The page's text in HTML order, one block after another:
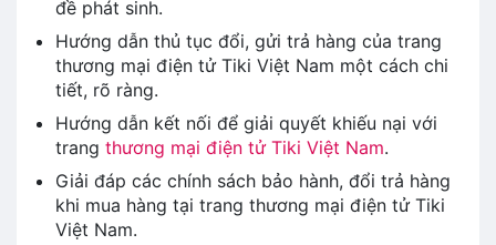
đề phát sinh.
Hướng dẫn thủ tục đổi, gửi trả hàng của trang
thương mại điện tử Tiki Việt Nam một cách chi
tiết, rõ ràng.
Hướng dẫn kết nối để giải quyết khiếu nại với
trang thương mại điện tử Tiki Việt Nam.
Giải đáp các chính sách bảo hành, đổi trả hàng
khi mua hàng tại trang thương mại điện tử Tiki
Việt Nam.